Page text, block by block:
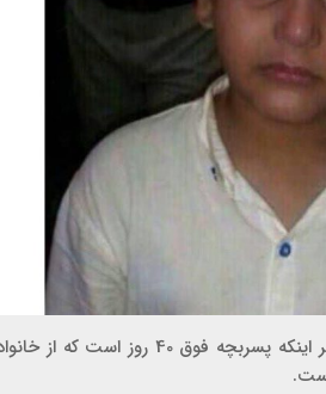
سیناخبر- در روزهای اخیر مطلبی در فضای مجازی مبنی بر اینکه